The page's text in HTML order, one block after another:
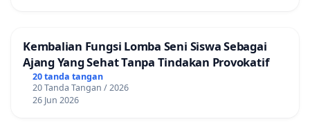
Kembalian Fungsi Lomba Seni Siswa Sebagai
Ajang Yang Sehat Tanpa Tindakan Provokatif
20 tanda tangan
20 Tanda Tangan / 2026
26 Jun 2026